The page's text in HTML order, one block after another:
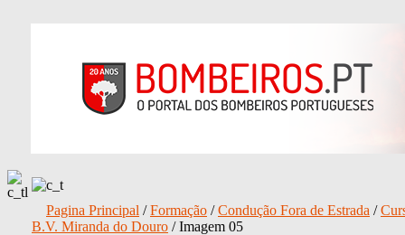
Pagina Principal /Formação /Condução Fora de Estrada /
B.V. Miranda do Douro / Imagem 05